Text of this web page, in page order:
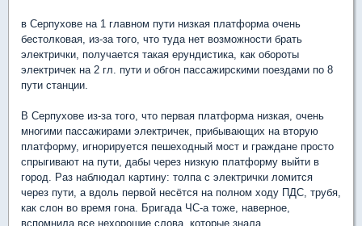
в Серпухове на 1 главном пути низкая платформа очень
бестолковая, из-за того, что туда нет возможности брать
электрички, получается такая ерундистика, как обороты
электричек на 2 гл. пути и обгон пассажирскими поездами по 8
пути станции.
В Серпухове из-за того, что первая платформа низкая, очень
многими пассажирами электричек, прибывающих на вторую
платформу, игнорируется пешеходный мост и граждане просто
спрыгивают на пути, дабы через низкую платформу выйти в
город. Раз наблюдал картину: толпа с электрички ломится
через пути, а вдоль первой несётся на полном ходу ПДС, трубя,
как слон во время гона. Бригада ЧС-а тоже, наверное,
вспомнила все нехорошие слова, которые знала...